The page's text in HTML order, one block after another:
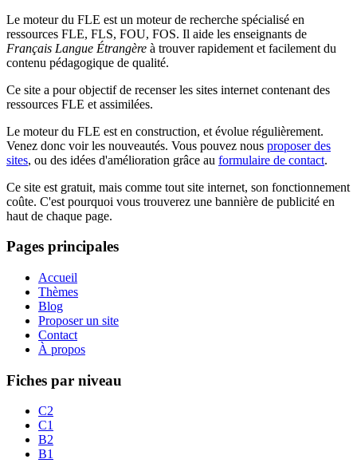
Le moteur du FLE est un moteur de recherche spécialisé en
ressources FLE, FLS, FOU, FOS. Il aide les enseignants de
Français Langue Étrangère à trouver rapidement et facilement du
contenu pédagogique de qualité.
Ce site a pour objectif de recenser les sites internet contenant des
ressources FLE et assimilées.
Le moteur du FLE est en construction, et évolue régulièrement.
Venez donc voir les nouveautés. Vous pouvez nous proposer des
sites, ou des idées d'amélioration grâce au formulaire de contact.
Ce site est gratuit, mais comme tout site internet, son fonctionnement
coûte. C'est pourquoi vous trouverez une bannière de publicité en
haut de chaque page.
Pages principales
Accueil
Thèmes
Blog
Proposer un site
Contact
À propos
Fiches par niveau
C2
C1
B2
B1